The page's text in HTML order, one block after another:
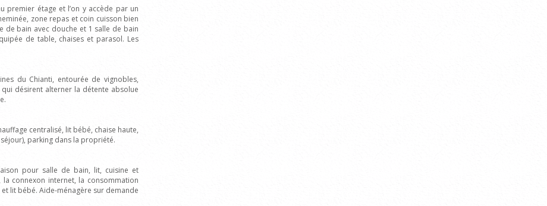
premier étage et l’on y accède par un
zone repas et coin cuisson bien
de bain avec douche et 1 salle de bain
de table, chaises et parasol. Les
du Chianti, entourée de vignobles,
désirent alterner la détente absolue
centralisé, lit bébé, chaise haute,
parking dans la propriété.
pour salle de bain, lit, cuisine et
connexon internet, la consommation
et lit bébé. Aide-ménagère sur demande